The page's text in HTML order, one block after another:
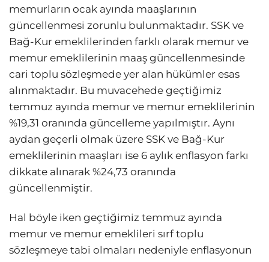
memurların ocak ayında maaşlarının
güncellenmesi zorunlu bulunmaktadır. SSK ve
Bağ-Kur emeklilerinden farklı olarak memur ve
memur emeklilerinin maaş güncellenmesinde
cari toplu sözleşmede yer alan hükümler esas
alınmaktadır. Bu muvacehede geçtiğimiz
temmuz ayında memur ve memur emeklilerinin
%19,31 oranında güncelleme yapılmıştır. Aynı
aydan geçerli olmak üzere SSK ve Bağ-Kur
emeklilerinin maaşları ise 6 aylık enflasyon farkı
dikkate alınarak %24,73 oranında
güncellenmiştir.
Hal böyle iken geçtiğimiz temmuz ayında
memur ve memur emeklileri sırf toplu
sözleşmeye tabi olmaları nedeniyle enflasyonun